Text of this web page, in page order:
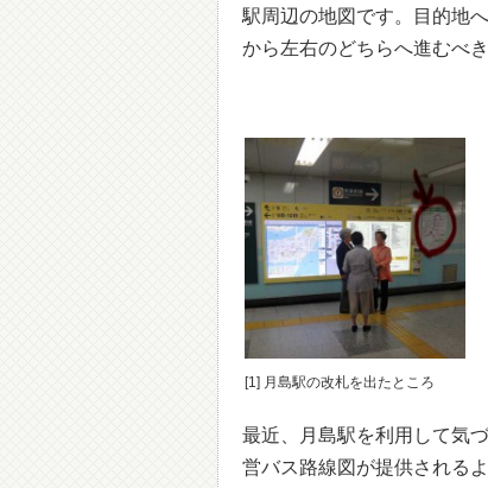
駅周辺の地図です。目的地
から左右のどちらへ進むべ
[1] 月島駅の改札を出たところ
最近、月島駅を利用して気
営バス路線図が提供される